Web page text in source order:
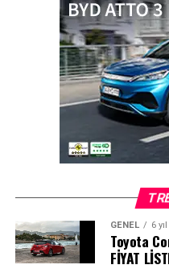
kritik güven
GENEL 6
Toyota
FİYAT